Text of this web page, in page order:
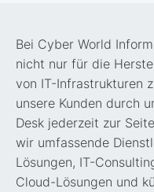
Bei Cyber World
nicht nur für die
von IT-Infrastrukturen
unsere Kunden durch
Desk jederzeit zur
wir umfassende
Lösungen, IT-
Cloud-Lösungen und